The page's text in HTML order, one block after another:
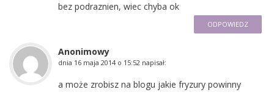
bez podraznien, wiec chyba ok
ODPOWIEDZ
Anonimowy
dnia 16 maja 2014 o 15:52 napisał:
a może zrobisz na blogu jakie fryzury powinny